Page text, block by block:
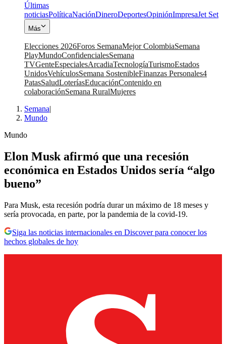
Últimas
noticiasPolíticaNaciónDineroDeportesOpiniónImpresaJet Set
Más
Elecciones 2026Foros SemanaMejor ColombiaSemana
PlayMundoConfidencialesSemana
TVGenteEspecialesArcadiaTecnologíaTurismoEstados
UnidosVehículosSemana SostenibleFinanzas Personales4
PatasSaludLoteríasEducaciónContenido en
colaboraciónSemana RuralMujeres
Semana|
Mundo
Mundo
Elon Musk afirmó que una recesión
económica en Estados Unidos sería “algo
bueno”
Para Musk, esta recesión podría durar un máximo de 18 meses y
sería provocada, en parte, por la pandemia de la covid-19.
Siga las noticias internacionales en Discover para conocer los
hechos globales de hoy